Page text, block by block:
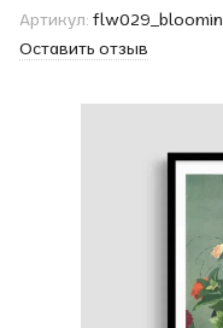
Артикул:
Оставить отзыв